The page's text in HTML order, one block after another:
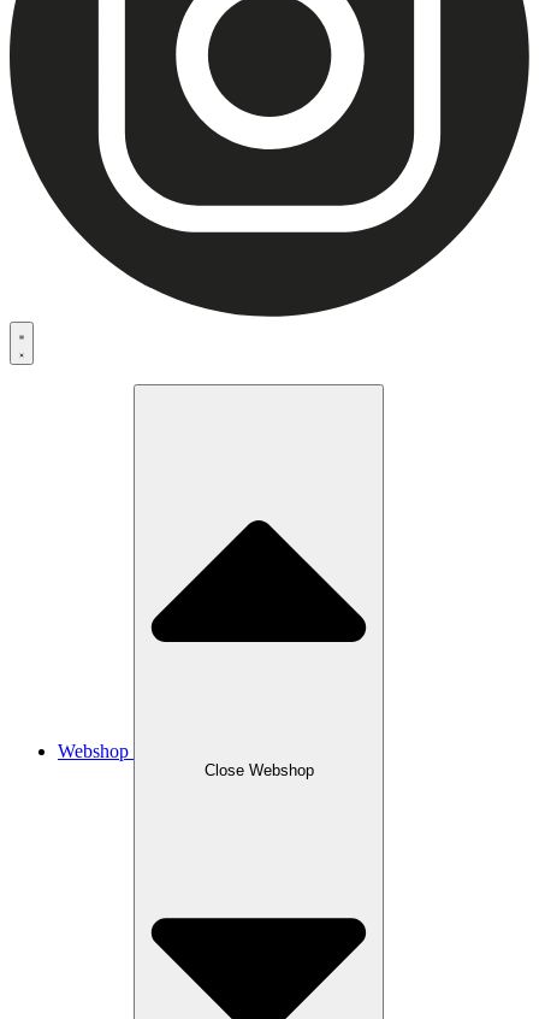
Webshop
Close Webshop